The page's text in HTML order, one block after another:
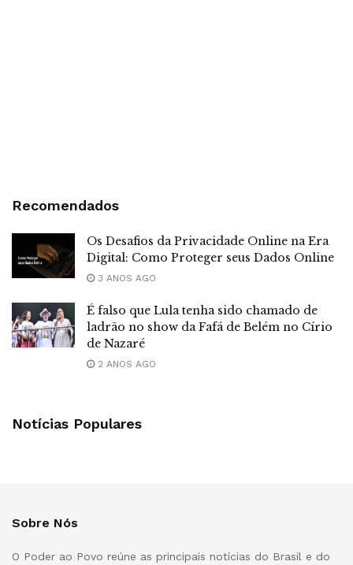
Recomendados
Os Desafios da Privacidade Online na Era
Digital: Como Proteger seus Dados Online
3 ANOS AGO
É falso que Lula tenha sido chamado de
ladrão no show da Fafá de Belém no Círio
de Nazaré
2 ANOS AGO
Notícias Populares
Sobre Nós
O Poder ao Povo reúne as principais notícias do Brasil e do